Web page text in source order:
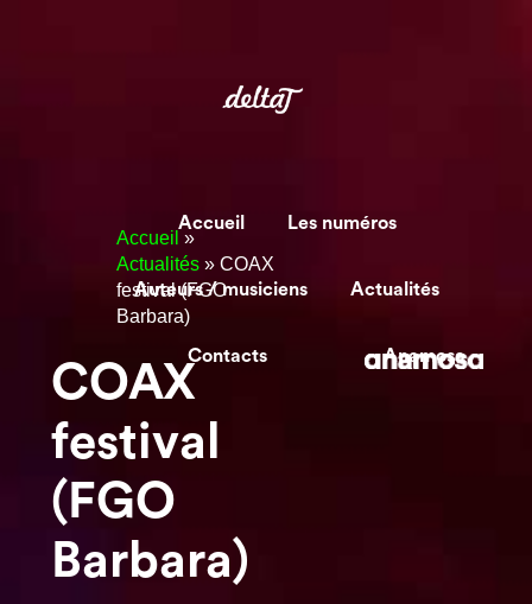
Accueil Les numéros
Auteurs / musiciens Actualités
Contacts Anamosa
Accueil »
Actualités» COAX
festival (FGO
Barbara)
COAX
festival
(FGO
Barbara)